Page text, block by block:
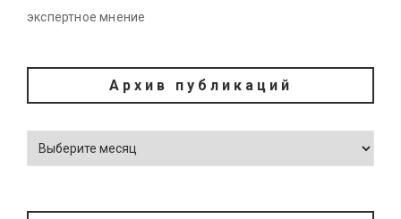
экспертное мнение
Архив публикаций